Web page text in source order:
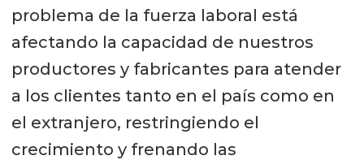
problema de la fuerza laboral está
afectando la capacidad de nuestros
productores y fabricantes para atender
a los clientes tanto en el país como en
el extranjero, restringiendo el
crecimiento y frenando las